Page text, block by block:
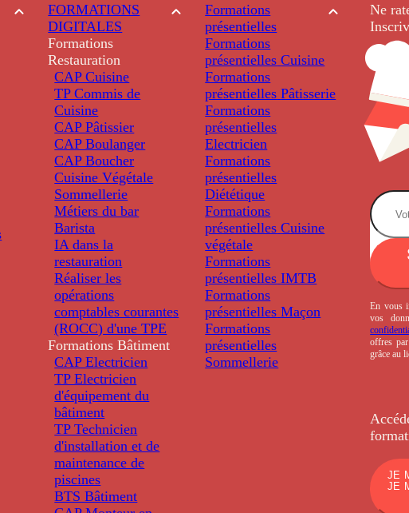
FORMATIONS
DIGITALES
Formations
Restauration
CAP Cuisine
TP Commis de
Cuisine
CAP Pâtissier
CAP Boulanger
CAP Boucher
Cuisine Végétale
Sommellerie
Métiers du bar
Barista
IA dans la
restauration
Réaliser les
opérations
comptables courantes
(ROCC) d'une TPE
Formations Bâtiment
CAP Electricien
TP Electricien
d'équipement du
bâtiment
TP Technicien
d'installation et de
maintenance de
piscines
BTS Bâtiment
Formations
présentielles
Formations
présentielles Cuisine
Formations
présentielles Pâtisserie
Formations
présentielles
Electricien
Formations
présentielles
Diététique
Formations
présentielles Cuisine
végétale
Formations
présentielles IMTB
Formations
présentielles Maçon
Formations
présentielles
Sommellerie
Ne
En vous
vos
offres
grâce au
JE
JE